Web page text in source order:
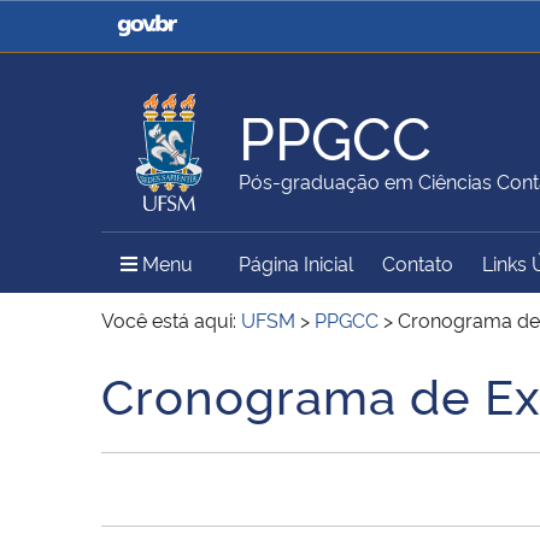
Casa Civil
Ministério da Justiça e
Ministério da Agricultura,
Pecuária e Abastecimento
Ministério da Educação
Ministério do Meio Ambiente Ministério do Turismo
Secretaria de Governo
Gabinete de Segurança
PPGCC
Pós-graduação em Ciências
Menu Menu Principal do Sítio
Página Inicial Contato Links
Você está aqui: UFSM > PPGCC >Cronograma
Início do conteúdo
Cronograma de